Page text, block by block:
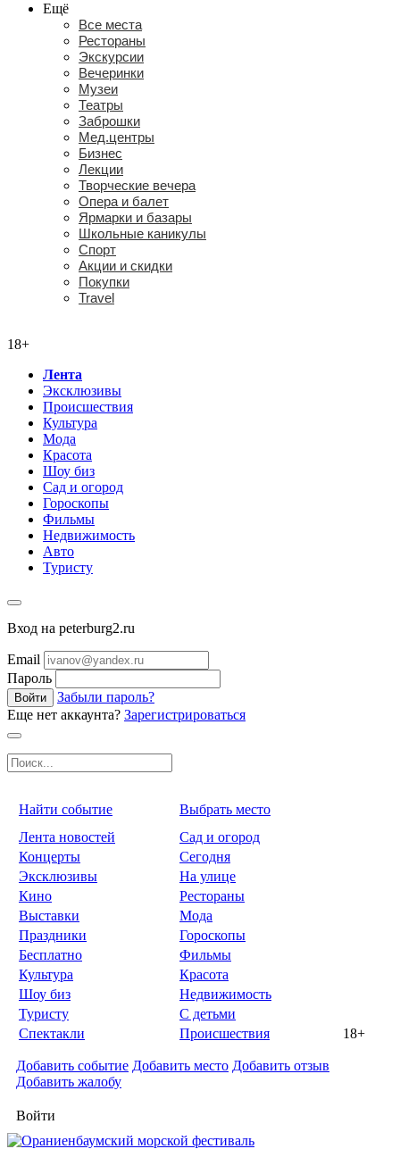
Ещё
Все места
Рестораны
Экскурсии
Вечеринки
Музеи
Театры
Заброшки
Мед.центры
Бизнес
Лекции
Творческие вечера
Опера и балет
Ярмарки и базары
Школьные каникулы
Спорт
Акции и скидки
Покупки
Travel
18+
Лента
Эксклюзивы
Происшествия
Культура
Мода
Красота
Шоу биз
Сад и огород
Гороскопы
Фильмы
Недвижимость
Авто
Туристу
Вход на peterburg2.ru
Email
Пароль
Войти
Забыли пароль?
Еще нет аккаунта? Зарегистрироваться
Найти событие
Выбрать место
Лента новостей
Сад и огород
Концерты
Сегодня
Эксклюзивы
На улице
Кино
Рестораны
Выставки
Мода
Праздники
Гороскопы
Бесплатно
Фильмы
Культура
Красота
Шоу биз
Недвижимость
Туристу
С детьми
Спектакли
Происшествия 18+
Добавить событие Добавить место Добавить отзыв
Добавить жалобу
Войти